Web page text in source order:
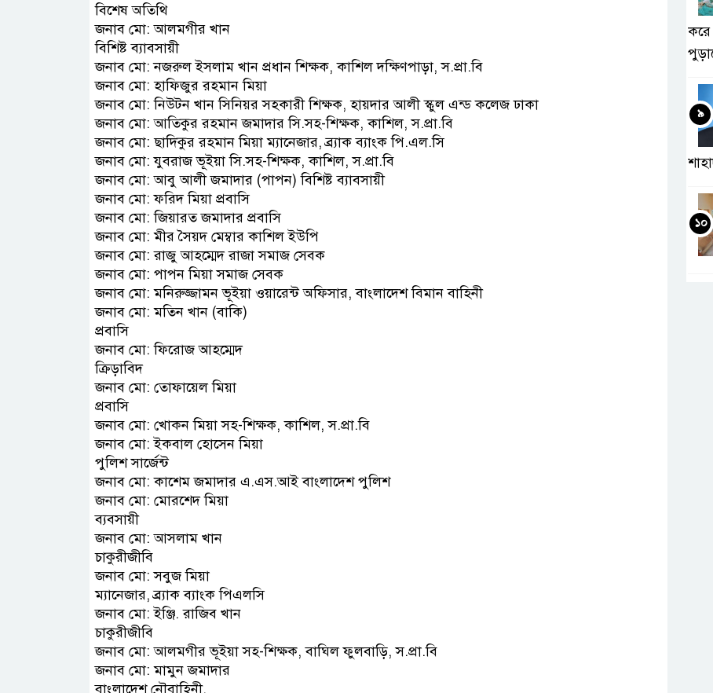
বিশেষ অতিথি
জনাব মো: আলমগীর খান
বিশিষ্ট ব্যাবসায়ী
জনাব মো: নজরুল ইসলাম খান প্রধান শিক্ষক, কাশিল দক্ষিণপাড়া, স.প্রা.বি
জনাব মো: হাফিজুর রহমান মিয়া
জনাব মো: নিউটন খান সিনিয়র সহকারী শিক্ষক, হায়দার আলী স্কুল এন্ড কলেজ ঢাকা
জনাব মো: আতিকুর রহমান জমাদার সি.সহ-শিক্ষক, কাশিল, স.প্রা.বি
জনাব মো: ছাদিকুর রহমান মিয়া ম্যানেজার, ব্র্যাক ব্যাংক পি.এল.সি
জনাব মো: যুবরাজ ভূইয়া সি.সহ-শিক্ষক, কাশিল, স.প্রা.বি
জনাব মো: আবু আলী জমাদার (পাপন) বিশিষ্ট ব্যাবসায়ী
জনাব মো: ফরিদ মিয়া প্রবাসি
জনাব মো: জিয়ারত জমাদার প্রবাসি
জনাব মো: মীর সৈয়দ মেম্বার কাশিল ইউপি
জনাব মো: রাজু আহম্মেদ রাজা সমাজ সেবক
জনাব মো: পাপন মিয়া সমাজ সেবক
জনাব মো: মনিরুজ্জামন ভূইয়া ওয়ারেন্ট অফিসার, বাংলাদেশ বিমান বাহিনী
জনাব মো: মতিন খান (বাকি)
প্রবাসি
জনাব মো: ফিরোজ আহম্মেদ
ক্রিড়াবিদ
জনাব মো: তোফায়েল মিয়া
প্রবাসি
জনাব মো: খোকন মিয়া সহ-শিক্ষক, কাশিল, স.প্রা.বি
জনাব মো: ইকবাল হোসেন মিয়া
পুলিশ সার্জেন্ট
জনাব মো: কাশেম জমাদার এ.এস.আই বাংলাদেশ পুলিশ
জনাব মো: মোরশেদ মিয়া
ব্যবসায়ী
জনাব মো: আসলাম খান
চাকুরীজীবি
জনাব মো: সবুজ মিয়া
ম্যানেজার, ব্র্যাক ব্যাংক পিএলসি
জনাব মো: ইঞ্জি. রাজিব খান
চাকুরীজীবি
জনাব মো: আলমগীর ভূইয়া সহ-শিক্ষক, বাঘিল ফুলবাড়ি, স.প্রা.বি
জনাব মো: মামুন জমাদার
বাংলাদেশ নৌবাহিনী,
৯
১০